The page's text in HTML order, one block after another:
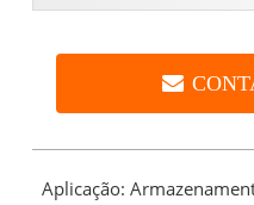
0.3MpaAccuracy: ±
Aplicação: